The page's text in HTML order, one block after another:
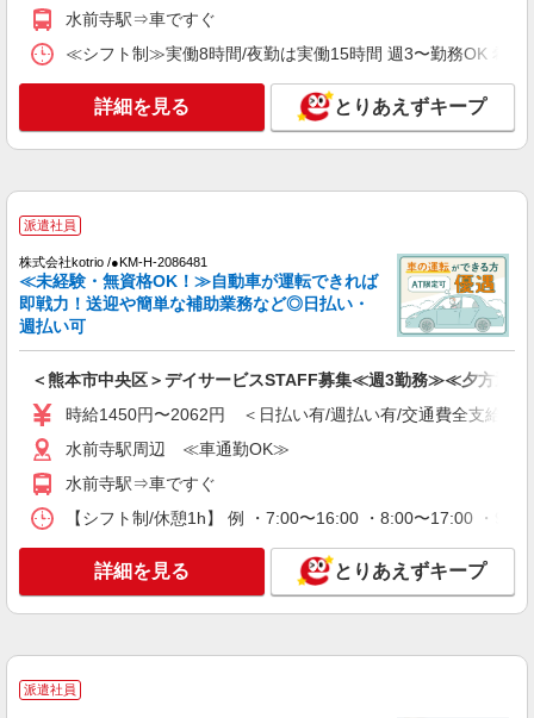
ス
り） ※給与幅は経験・能力による
熊本県熊本市中央区 【最寄駅】JR豊肥本線
キープ 詳細を見る
（株）ウィルオブ・ワークCW 熊本支店/ms430101
夜勤専従
時給1550円 ◆前払い・日払い・週払いOK
キープ 詳細を見る
日研トータルソーシング株式会社 メディカルケア事業部/熊本オフィ
ス
時給1,300円〜1,400円 ★週払いOK（規定あ
り） ※給与幅は経験・能力による
水前寺駅⇒車ですぐ
≪シフト制≫実働8時間/夜勤は実働15時間 週3〜勤務OK 希
詳細を見る とりあえずキープ
派遣社員
株式会社kotrio /●KM-H-2086481
≪未経験・無資格OK！≫自動車が運転できれば
即戦力！送迎や簡単な補助業務など◎日払い・
週払い可
＜熊本市中央区＞デイサービスSTAFF募集≪週3勤務≫≪夕方退
時給1450円〜2062円 ＜日払い有/週払い有/交通費全支給(ガ
水前寺駅周辺 ≪車通勤OK≫
水前寺駅⇒車ですぐ
【シフト制/休憩1h】 例 ・7:00〜16:00 ・8:00〜17:00 ・
詳細を見る とりあえずキープ
派遣社員